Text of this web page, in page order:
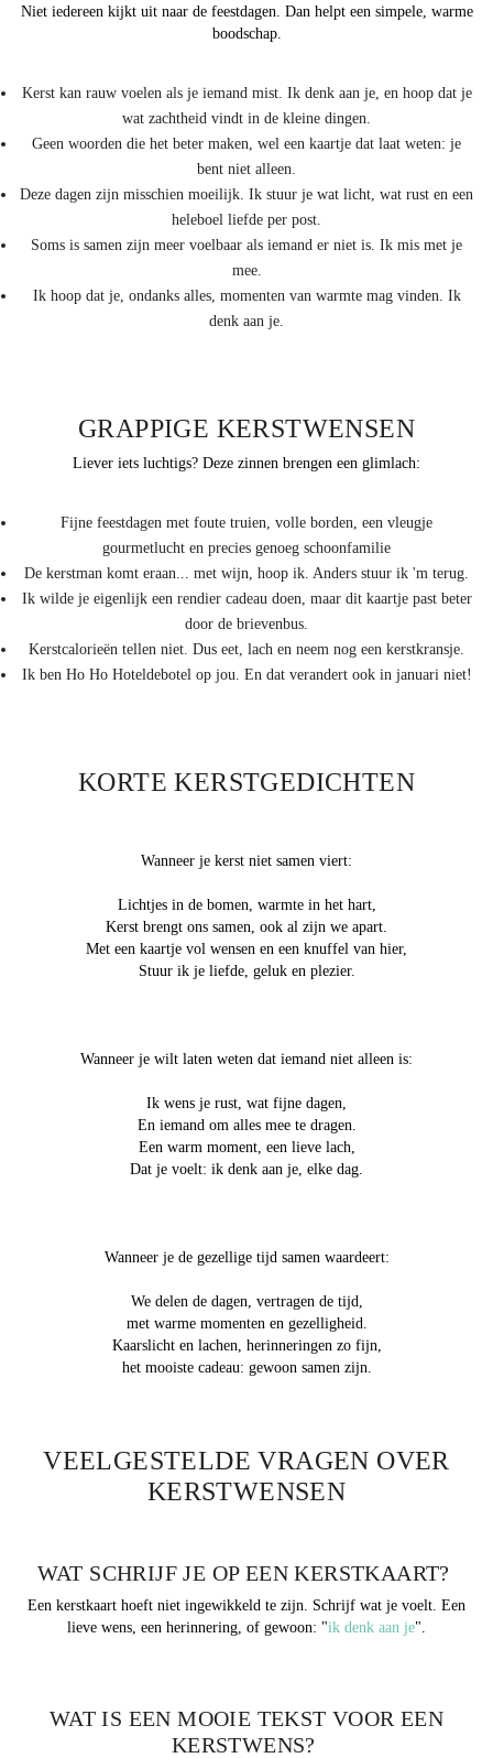
Niet iedereen kijkt uit naar de feestdagen. Dan helpt een simpele, warme
boodschap.
Kerst kan rauw voelen als je iemand mist. Ik denk aan je, en hoop dat je
wat zachtheid vindt in de kleine dingen.
Geen woorden die het beter maken, wel een kaartje dat laat weten: je
bent niet alleen.
Deze dagen zijn misschien moeilijk. Ik stuur je wat licht, wat rust en een
heleboel liefde per post.
Soms is samen zijn meer voelbaar als iemand er niet is. Ik mis met je
mee.
Ik hoop dat je, ondanks alles, momenten van warmte mag vinden. Ik
denk aan je.
GRAPPIGE KERSTWENSEN
Liever iets luchtigs? Deze zinnen brengen een glimlach:
Fijne feestdagen met foute truien, volle borden, een vleugje
gourmetlucht en precies genoeg schoonfamilie
De kerstman komt eraan... met wijn, hoop ik. Anders stuur ik 'm terug.
Ik wilde je eigenlijk een rendier cadeau doen, maar dit kaartje past beter
door de brievenbus.
Kerstcalorieën tellen niet. Dus eet, lach en neem nog een kerstkransje.
Ik ben Ho Ho Hoteldebotel op jou. En dat verandert ook in januari niet!
KORTE KERSTGEDICHTEN
Wanneer je kerst niet samen viert:
Lichtjes in de bomen, warmte in het hart,
Kerst brengt ons samen, ook al zijn we apart.
Met een kaartje vol wensen en een knuffel van hier,
Stuur ik je liefde, geluk en plezier.
Wanneer je wilt laten weten dat iemand niet alleen is:
Ik wens je rust, wat fijne dagen,
En iemand om alles mee te dragen.
Een warm moment, een lieve lach,
Dat je voelt: ik denk aan je, elke dag.
Wanneer je de gezellige tijd samen waardeert:
We delen de dagen, vertragen de tijd,
met warme momenten en gezelligheid.
Kaarslicht en lachen, herinneringen zo fijn,
het mooiste cadeau: gewoon samen zijn.
VEELGESTELDE VRAGEN OVER
KERSTWENSEN
WAT SCHRIJF JE OP EEN KERSTKAART?
Een kerstkaart hoeft niet ingewikkeld te zijn. Schrijf wat je voelt. Een
lieve wens, een herinnering, of gewoon: "ik denk aan je".
WAT IS EEN MOOIE TEKST VOOR EEN
KERSTWENS?